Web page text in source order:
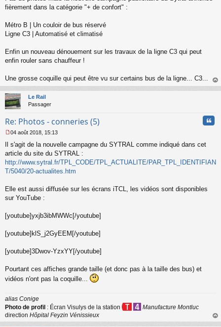
s
a
g
e
o
n
fièrement dans la catégorie "+ de confort" :
Métro B | Un couloir de bus réservé
Ligne C3 | Automatisé et climatisé
Enfin un nouveau dénouement sur les travaux de la ligne C3 qui peut
enfin rouler sans chauffeur !
Une grosse coquille qui peut être vu sur certains bus de la ligne... C3...
au
Le Rail
Passager
Re: Photos - conneries (5)
e
s
s
a
g
n
o
u
04 août 2018, 15:13
Il s'agit de la nouvelle campagne du SYTRAL comme indiqué dans cet
article du site du SYTRAL :
http://www.sytral.fr/TPL_CODE/TPL_ACTUALITE/PAR_TPL_IDENTIFIAN
T/5040/20-actualites.htm
Elle est aussi diffusée sur les écrans iTCL, les vidéos sont disponibles
sur YouTube :
[youtube]yxjb3ibMWWc[/youtube]
[youtube]klS_j2GyEEM[/youtube]
[youtube]3Dwov-YzxYY[/youtube]
Pourtant ces affiches grande taille (et donc pas à la taille des bus) et
vidéos n'ont pas la coquille...
alias Conige
Photo de profil : Écran Visulys de la station
Manufacture Montluc
direction Hôpital Feyzin Vénissieux
au